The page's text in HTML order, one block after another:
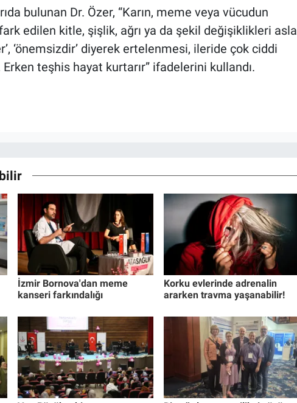
bulunan Dr. Özer, “Karın, meme veya vücudun
edilen kitle, şişlik, ağrı ya da şekil değişiklikleri asla
‘önemsizdir’ diyerek ertelenmesi, ileride çok ciddi
teşhis hayat kurtarır” ifadelerini kullandı.
İzmir Bornova'dan meme
kanseri farkındalığı
Korku evlerinde adrenalin
ararken travma yaşanabilir!